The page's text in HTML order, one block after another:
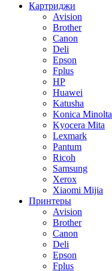
Картриджи
Avision
Brother
Canon
Deli
Epson
Fplus
HP
Huawei
Katusha
Konica Minolta
Kyocera Mita
Lexmark
Pantum
Ricoh
Samsung
Xerox
Xiaomi Mijia
Принтеры
Avision
Brother
Canon
Deli
Epson
Fplus